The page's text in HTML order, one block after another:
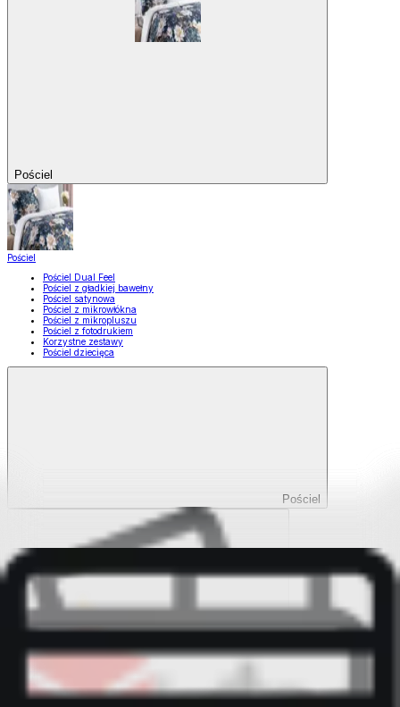
Pościel
Pościel
Pościel Dual Feel
Pościel z gładkiej bawełny
Pościel satynowa
Pościel z mikrowłókna
Pościel z mikropluszu
Pościel z fotodrukiem
Korzystne zestawy
Pościel dziecięca
Pościel
Pokaż wszystko